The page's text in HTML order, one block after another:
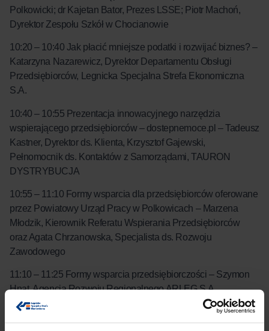
Polkowicki; dr Kajetan Bator, Prezes LSSE; Piotr Machoń,
Dyrektor Zespołu Szkół w Chocianowie
10:20 – 10:40 Jak płacić mniejsze podatki i rozwijać biznes?–
Katarzyna Nazarewicz, Dyrektor Departamentu Obsługi
Przedsiębiorców, Legnicka Specjalna Strefa Ekonomiczna
S.A.
10:40 – 10:55 Prezentacja innowacyjnego narzędzia
wspierającego przedsiębiorców – dostepnemoce.pl – Tadeusz
Kastner, Dyrektor ds. Klienta, Krzysztof Gajewski,
Pełnomocnik ds. Kontaktów z Samorządami, TAURON
DYSTRYBUCJA
10:55 – 11:10 Formy wsparcia dla przedsiębiorców oferowane
przez Powiatowy Urząd Pracy w Polkowicach – Marzena
Młodzik, Kierownik Referatu Wspierania Przedsiębiorców
oraz Agata Chrzanowska, Specjalista ds. Rozwoju
Zawodowego
11:10 – 11:25 Formy wsparcia przedsiębiorczości – Szymon
Hnat, Agencja Rozwoju Regionalnego ARLEG S.A.
11:25 – 11:40
Stowarzyszenie Lokalna Grupa Działania
Wrzosowa Kraina – gdzie biznes spotyka trzeci sektor–